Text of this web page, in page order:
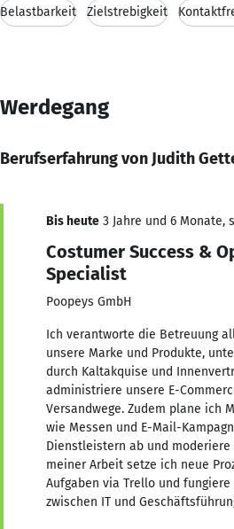
Belastbarkeit Zielstrebigkeit
Werdegang
Berufserfahrung von Judith
Bis heute 3 Jahre und 6 Monate,
Costumer Success &
Specialist
Poopeys GmbH
Ich verantworte die Betreuung
unsere Marke und Produkte,
durch Kaltakquise und
administriere unsere E-
Versandwege. Zudem plane ich
wie Messen und E-Mail-
Dienstleistern ab und moderiere
meiner Arbeit setze ich neue
Aufgaben via Trello und
zwischen IT und